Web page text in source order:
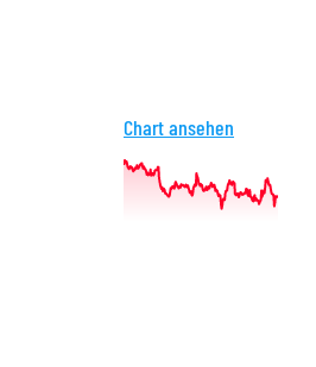
Chart ansehen